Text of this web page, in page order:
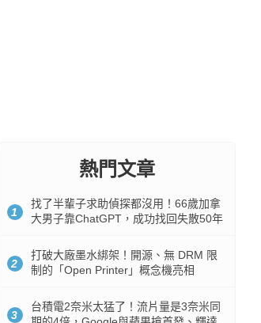
熱門文章
1
找了半輩子求助偵探都沒用！66歲加拿
大男子靠ChatGPT，成功找回失散50年
2
打破大廠墨水綁架！開源、無 DRM 限
制的「Open Printer」概念機亮相
3
台積電2奈米太猛了！流片量是3奈米同